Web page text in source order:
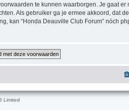
te kunnen waarborgen. Je gaat
Als gebruiker ga je ermee akkoord, dat
kan “Honda Deauville Club Forum” nóch
Limited